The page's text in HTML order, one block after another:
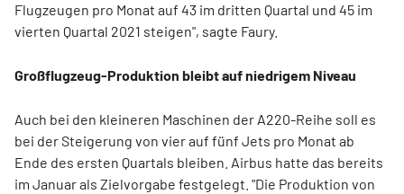
Flugzeugen pro Monat auf 43 im dritten Quartal und 45 im
vierten Quartal 2021 steigen", sagte Faury.
Großflugzeug-Produktion bleibt auf niedrigem Niveau
Auch bei den kleineren Maschinen der A220-Reihe soll es
bei der Steigerung von vier auf fünf Jets pro Monat ab
Ende des ersten Quartals bleiben. Airbus hatte das bereits
im Januar als Zielvorgabe festgelegt. "Die Produktion von